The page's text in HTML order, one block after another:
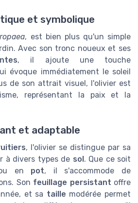
et symbolique
, est bien plus qu'un simple
Avec son tronc noueux et ses
, il ajoute une touche
évoque immédiatement le soleil
de son attrait visuel, l'olivier est
représentant la paix et la
et adaptable
, l'olivier se distingue par sa
à divers types de sol . Que ce soit
en pot, il s'accommode de
Son feuillage persistant offre
et sa taille modérée permet